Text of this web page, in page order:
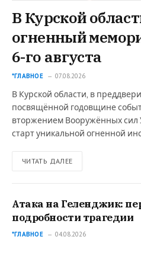
В Курской
огненный
6-го августа
*ГЛАВНОЕ 07.08.2026
В Курской области, в
посвящённой годовщине
вторжением Вооружённых сил
старт уникальной огненной
ЧИТАТЬ ДАЛЕЕ
Атака на Геленджик:
подробности трагедии
*ГЛАВНОЕ 04.08.2026